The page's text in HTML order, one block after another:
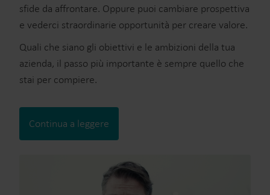
sfide da affrontare. Oppure puoi cambiare prospettiva
e vederci straordinarie opportunità per creare valore.
Quali che siano gli obiettivi e le ambizioni della tua
azienda, il passo più importante è sempre quello che
stai per compiere.
Continua a leggere